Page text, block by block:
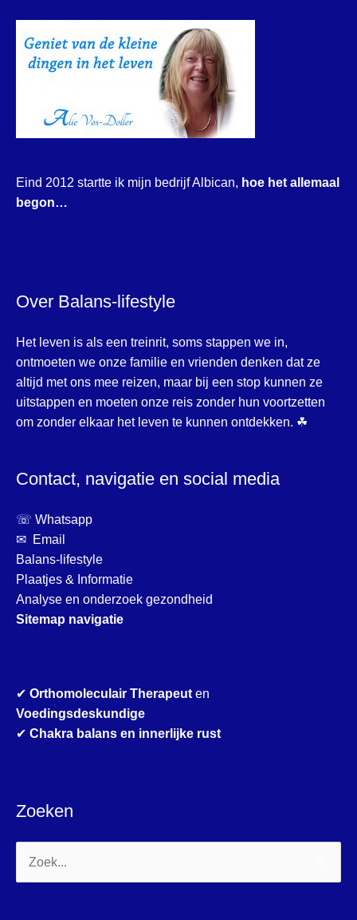
Eind 2012 startte ik mijn bedrijf Albican, hoe het allemaal
begon…
Over Balans-lifestyle
Het leven is als een treinrit, soms stappen we in,
ontmoeten we onze familie en vrienden denken dat ze
altijd met ons mee reizen, maar bij een stop kunnen ze
uitstappen en moeten onze reis zonder hun voortzetten
om zonder elkaar het leven te kunnen ontdekken. ☘
Contact, navigatie en social media
☏ Whatsapp
✉ Email
Balans-lifestyle
Plaatjes & Informatie
Analyse en onderzoek gezondheid
Sitemap navigatie
✔ Orthomoleculair Therapeut en
Voedingsdeskundige
✔ Chakra balans en innerlijke rust
Zoeken
Zoek
naar: